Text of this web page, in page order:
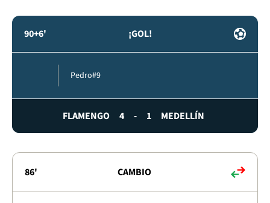
90+6' ¡GOL!
Pedro#9
FLAMENGO 4 - 1 MEDELLÍN
86' CAMBIO